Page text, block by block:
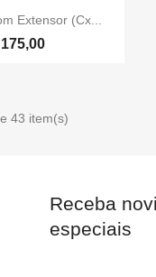
rápida
Extensor (cx...
43 item(s)
Receba
especiais